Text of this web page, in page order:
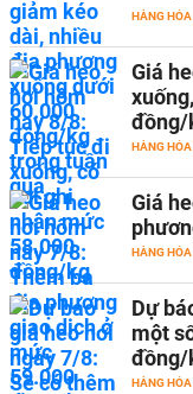
HÀNG HÓA
Giá
đồng/
HÀNG HÓA
Giá
HÀNG HÓA
Dự
một
đồng/
HÀNG HÓA